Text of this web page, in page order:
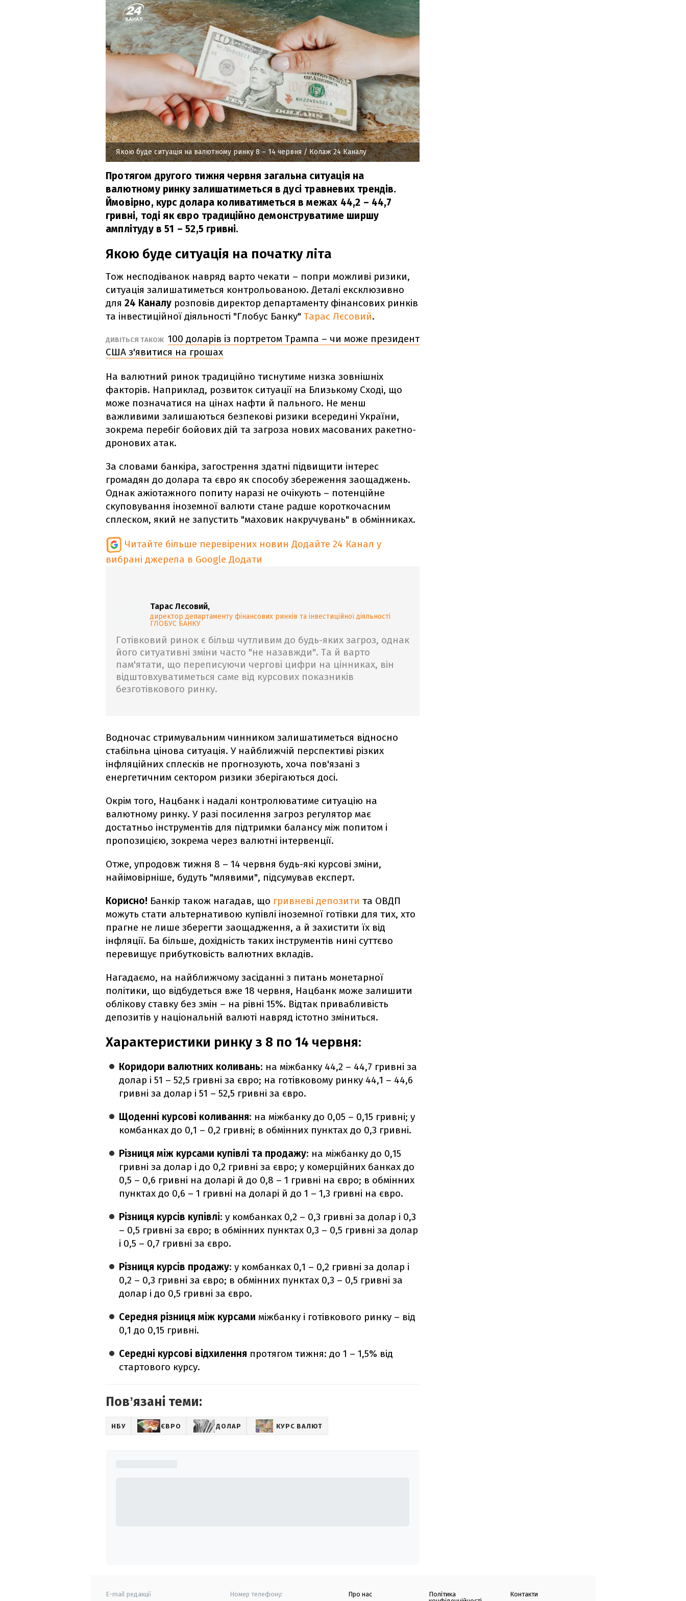
Якою буде ситуація на валютному ринку 8 – 14 червня/ Колаж 24 Каналу
Протягом другого тижня червня загальна ситуація на
валютному ринку залишатиметься в дусі травневих трендів.
Ймовірно, курс долара коливатиметься в межах 44,2 – 44,7
гривні, тоді як євро традиційно демонструватиме ширшу
амплітуду в 51 – 52,5 гривні.
Якою буде ситуація на початку літа
Тож несподіванок навряд варто чекати – попри можливі ризики,
ситуація залишатиметься контрольованою. Деталі ексклюзивно
для 24 Каналу розповів директор департаменту фінансових ринків
та інвестиційної діяльності "Глобус Банку" Тарас Лєсовий.
ДИВІТЬСЯ ТАКОЖ 100 доларів із портретом Трампа – чи може президент
США з'явитися на грошах
На валютний ринок традиційно тиснутиме низка зовнішніх
факторів. Наприклад, розвиток ситуації на Близькому Сході, що
може позначатися на цінах нафти й пального. Не менш
важливими залишаються безпекові ризики всередині України,
зокрема перебіг бойових дій та загроза нових масованих ракетно-
дронових атак.
За словами банкіра, загострення здатні підвищити інтерес
громадян до долара та євро як способу збереження заощаджень.
Однак ажіотажного попиту наразі не очікують – потенційне
скуповування іноземної валюти стане радше короткочасним
сплеском, який не запустить "маховик накручувань" в обмінниках.
Читайте більше перевірених новин Додайте 24 Канал у
вибрані джерела в Google Додати
Тарас Лєсовий,
директор департаменту фінансових ринків та інвестиційної діяльності
ГЛОБУС БАНКУ
Готівковий ринок є більш чутливим до будь-яких загроз, однак
його ситуативні зміни часто "не назавжди". Та й варто
пам'ятати, що переписуючи чергові цифри на цінниках, він
відштовхуватиметься саме від курсових показників
безготівкового ринку.
Водночас стримувальним чинником залишатиметься відносно
стабільна цінова ситуація. У найближчій перспективі різких
інфляційних сплесків не прогнозують, хоча пов'язані з
енергетичним сектором ризики зберігаються досі.
Окрім того, Нацбанк і надалі контролюватиме ситуацію на
валютному ринку. У разі посилення загроз регулятор має
достатньо інструментів для підтримки балансу між попитом і
пропозицією, зокрема через валютні інтервенції.
Отже, упродовж тижня 8 – 14 червня будь-які курсові зміни,
найімовірніше, будуть "млявими", підсумував експерт.
Корисно! Банкір також нагадав, що гривневі депозити та ОВДП
можуть стати альтернативою купівлі іноземної готівки для тих, хто
прагне не лише зберегти заощадження, а й захистити їх від
інфляції. Ба більше, дохідність таких інструментів нині суттєво
перевищує прибутковість валютних вкладів.
Нагадаємо, на найближчому засіданні з питань монетарної
політики, що відбудеться вже 18 червня, Нацбанк може залишити
облікову ставку без змін – на рівні 15%. Відтак привабливість
депозитів у національній валюті навряд істотно зміниться.
Характеристики ринку з 8 по 14 червня:
Коридори валютних коливань: на міжбанку 44,2 – 44,7 гривні за
долар і 51 – 52,5 гривні за євро; на готівковому ринку 44,1 – 44,6
гривні за долар і 51 – 52,5 гривні за євро.
Щоденні курсові коливання: на міжбанку до 0,05 – 0,15 гривні; у
комбанках до 0,1 – 0,2 гривні; в обмінних пунктах до 0,3 гривні.
Різниця між курсами купівлі та продажу: на міжбанку до 0,15
гривні за долар і до 0,2 гривні за євро; у комерційних банках до
0,5 – 0,6 гривні на доларі й до 0,8 – 1 гривні на євро; в обмінних
пунктах до 0,6 – 1 гривні на доларі й до 1 – 1,3 гривні на євро.
Різниця курсів купівлі: у комбанках 0,2 – 0,3 гривні за долар і 0,3
– 0,5 гривні за євро; в обмінних пунктах 0,3 – 0,5 гривні за долар
і 0,5 – 0,7 гривні за євро.
Різниця курсів продажу: у комбанках 0,1 – 0,2 гривні за долар і
0,2 – 0,3 гривні за євро; в обмінних пунктах 0,3 – 0,5 гривні за
долар і до 0,5 гривні за євро.
Середня різниця між курсами міжбанку і готівкового ринку – від
0,1 до 0,15 гривні.
Середні курсові відхилення протягом тижня: до 1 – 1,5% від
стартового курсу.
Повʼязані теми:
НБУ ЄВРО ДОЛАР КУРС ВАЛЮТ
E-mail редакції Номер телефону: Про нас
Політика
Контакти